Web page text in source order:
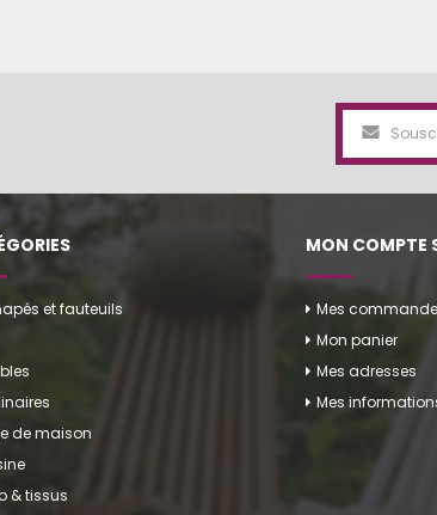
et fauteuils
de maison
& tissus
MON COMPTE
Mes
Mon panier
Mes adresses
Mes